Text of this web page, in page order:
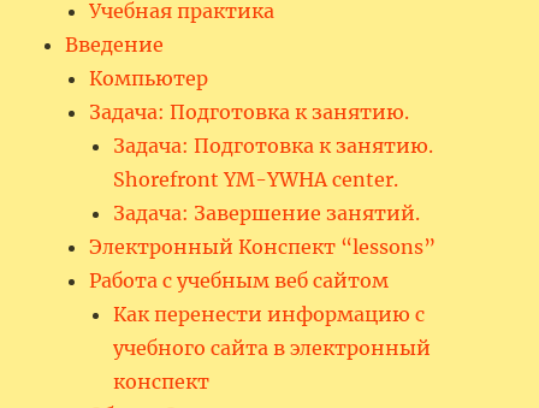
Учебная практика
Введение
Компьютер
Задача: Подготовка к занятию.
Задача: Подготовка к занятию.
Shorefront YM-YWHA center.
Задача: Завершение занятий.
Электронный Конспект “lessons”
Работа с учебным веб сайтом
Как перенести информацию с
учебного сайта в электронный
конспект